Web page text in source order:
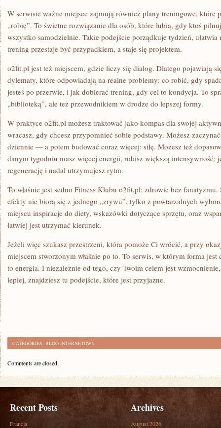
W serwisie ważne miejsce zajmują również plany treningowe, które
„robię”. To świetne rozwiązanie dla osób, które lubią, gdy ktoś
wszystko samodzielnie. Takie podejście porządkuje tydzień,
trening przestaje być przypadkiem, a staje się projektem.
o2fit.pl jest też miejscem, gdzie liczy się dialog. Dlatego pojawiają
dylematy, które odpowiadają na realne problemy: co robić, gdy
jesteś po przerwie, i jak dobierać trening, gdy cel to kondycja. To
„biblioteką”, ale też przewodnikiem w drodze do lepszej formy.
W praktyce o2fit.pl możesz traktować jako kompas dla swojej
wracasz, gdy chcesz przypomnieć sobie podstawy. Możesz
dziennie — a potem budować coraz więcej: siłę. Możesz też
danym tygodniu masz więcej energii, robisz większą intensywność;
regenerację i nadal utrzymujesz rytm.
To właśnie jest sedno Fitness Klubu o2fit.pl: zdrowie bez
efekty nie biorą się z jednego „zrywu”, tylko z powtarzalnych
miejscu inspiracje do diety, wskazówki dotyczące sprzętu, oraz
łatwiej jest utrzymać kierunek.
Jeżeli więc szukasz przestrzeni, która pomoże Ci wrócić, a przy
miejscem stworzonym właśnie po to. To serwis, w którym forma
to energia. I niezależnie od tego, czy Twoim celem jest
lepiej, znajdziesz tu podejście, które jest przyjazne.
CATEGORIES: BLOG INTERNETOWY
Comments are closed.
Recent Posts
Francja
Archives
August 2026